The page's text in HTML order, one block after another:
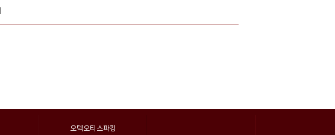
오텍오티스파킹